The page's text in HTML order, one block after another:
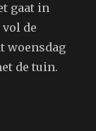
gaat in
de
woensdag
de tuin.